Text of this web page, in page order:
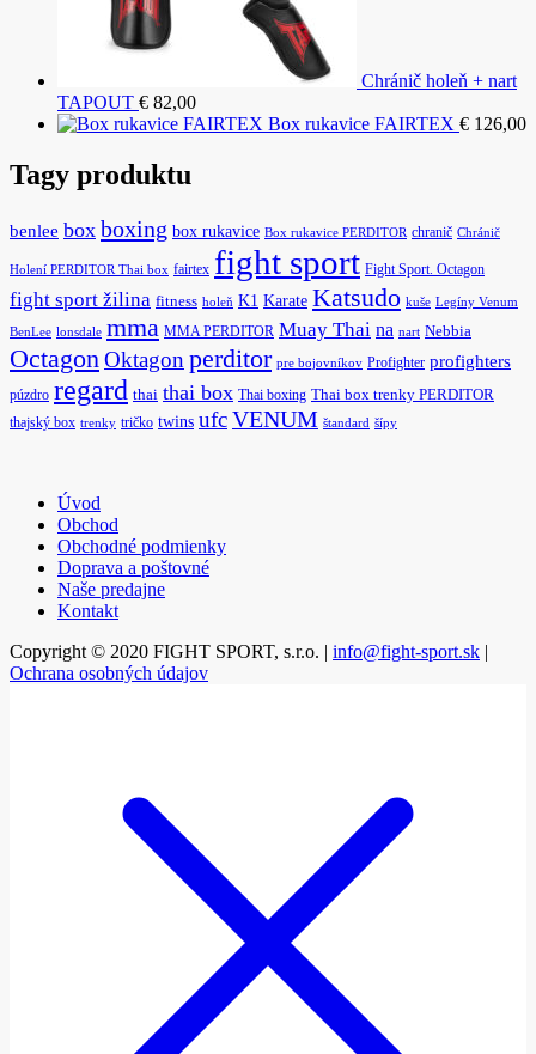
Chránič holeň + nart
TAPOUT € 82,00
Box rukavice FAIRTEX € 126,00
Tagy produktu
benlee box boxing box rukavice Box rukavice PERDITOR chranič Chránič
Holení PERDITOR Thai box fairtex fight sport Fight Sport. Octagon
fight sport žilina fitness holeň K1 Karate Katsudo kuše Legíny Venum
BenLee lonsdale mma MMA PERDITOR Muay Thai na nart Nebbia
Octagon Oktagon perditor pre bojovníkov Profighter profighters
púzdro regard thai thai box Thai boxing Thai box trenky PERDITOR
thajský box trenky tričko twins ufcVENUM štandard šípy
Úvod
Obchod
Obchodné podmienky
Doprava a poštovné
Naše predajne
Kontakt
Copyright © 2020 FIGHT SPORT, s.r.o. | info@fight-sport.sk |
Ochrana osobných údajov